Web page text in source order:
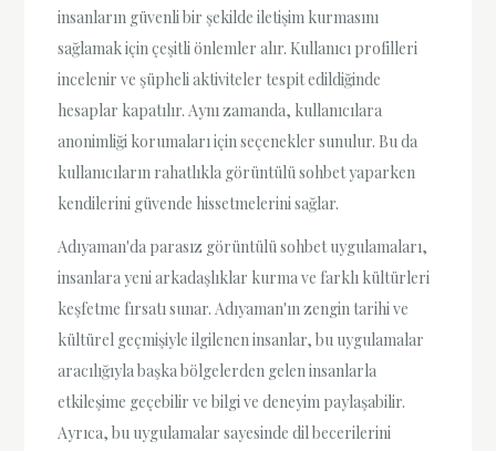
insanların güvenli bir şekilde iletişim kurmasını
sağlamak için çeşitli önlemler alır. Kullanıcı profilleri
incelenir ve şüpheli aktiviteler tespit edildiğinde
hesaplar kapatılır. Aynı zamanda, kullanıcılara
anonimliği korumaları için seçenekler sunulur. Bu da
kullanıcıların rahatlıkla görüntülü sohbet yaparken
kendilerini güvende hissetmelerini sağlar.
Adıyaman'da parasız görüntülü sohbet uygulamaları,
insanlara yeni arkadaşlıklar kurma ve farklı kültürleri
keşfetme fırsatı sunar. Adıyaman'ın zengin tarihi ve
kültürel geçmişiyle ilgilenen insanlar, bu uygulamalar
aracılığıyla başka bölgelerden gelen insanlarla
etkileşime geçebilir ve bilgi ve deneyim paylaşabilir.
Ayrıca, bu uygulamalar sayesinde dil becerilerini